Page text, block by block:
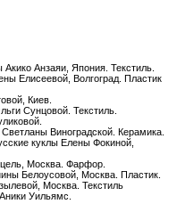
Акико Анзаяи, Япония. Текстиль.
Елисеевой, Волгоград. Пластик
Киев.
Сунцовой. Текстиль.
Виноградской. Керамика.
куклы Елены Фокиной,
Москва. Фарфор.
Белоусовой, Москва. Пластик.
Москва. Текстиль
Уильямс.